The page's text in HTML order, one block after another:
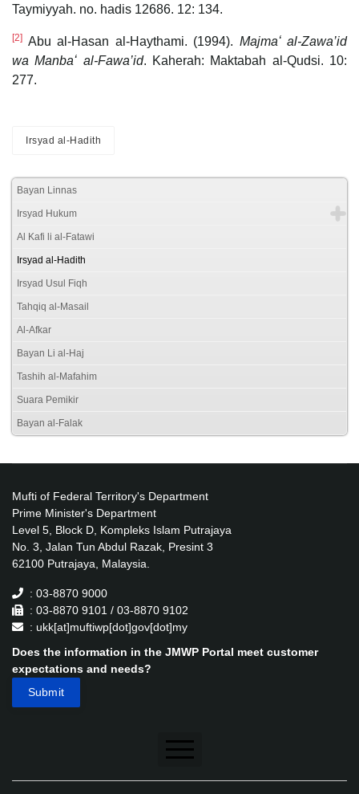
Taymiyyah. no. hadis 12686. 12: 134.
[2] Abu al-Hasan al-Haythami. (1994). Majmaʻ al-Zawa’id
wa Manbaʻ al-Fawa’id. Kaherah: Maktabah al-Qudsi. 10:
277.
Irsyad al-Hadith
Bayan Linnas
Irsyad Hukum
Al Kafi li al-Fatawi
Irsyad al-Hadith
Irsyad Usul Fiqh
Tahqiq al-Masail
Al-Afkar
Bayan Li al-Haj
Tashih al-Mafahim
Suara Pemikir
Bayan al-Falak
Mufti of Federal Territory's Department
Prime Minister's Department
Level 5, Block D, Kompleks Islam Putrajaya
No. 3, Jalan Tun Abdul Razak, Presint 3
62100 Putrajaya, Malaysia.
: 03-8870 9000
: 03-8870 9101 / 03-8870 9102
: ukk[at]muftiwp[dot]gov[dot]my
Does the information in the JMWP Portal meet customer
expectations and needs?
Disclaimer